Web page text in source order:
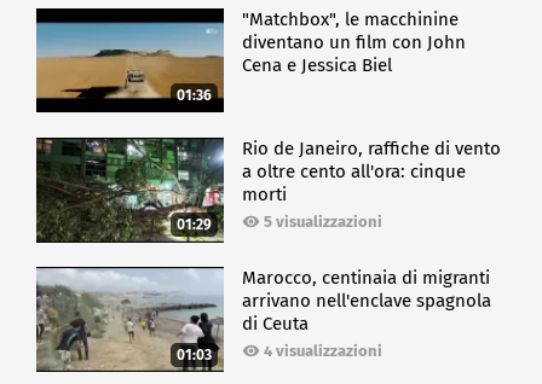
01:36
"Matchbox", le macchinine
diventano un film con John
Cena e Jessica Biel
01:29
Rio de Janeiro, raffiche di vento
a oltre cento all'ora: cinque
morti
5 visualizzazioni
01:03
Marocco, centinaia di migranti
arrivano nell'enclave spagnola
di Ceuta
4 visualizzazioni